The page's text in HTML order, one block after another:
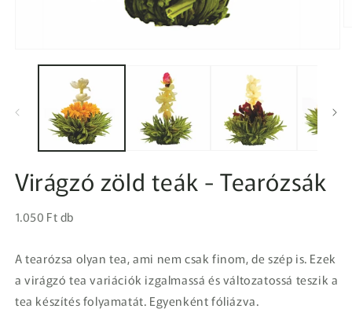
médiafájl
párbeszédpanelen
Virágzó zöld teák - Tearózsák
Normál
Egységár
1.050 Ft db
A tearózsa olyan tea, ami nem csak finom, de szép is. Ezek
a virágzó tea variációk izgalmassá és változatossá teszik a
tea készítés folyamatát. Egyenként fóliázva.